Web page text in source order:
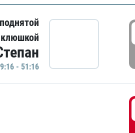
клюшкой
- 51:16